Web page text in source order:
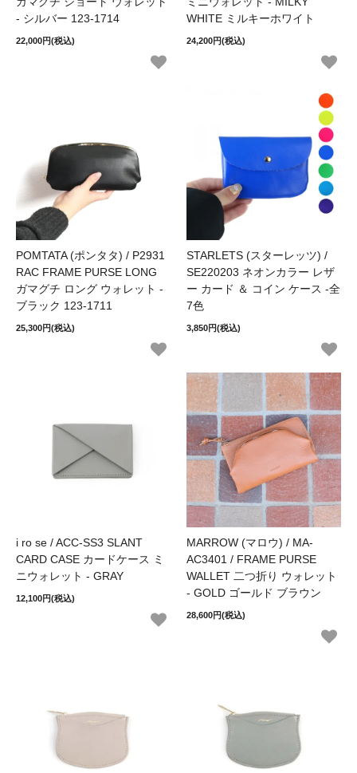
- シルバー 123-1714
22,000円(税込)
WHITE ミルキーホワイト
24,200円(税込)
POMTATA (ポンタタ) / P2931
RAC FRAME PURSE LONG
ガマグチ ロング ウォレット -
ブラック 123-1711
25,300円(税込)
STARLETS (スターレッツ) /
SE220203 ネオンカラー レザ
ー カード ＆ コイン ケース -全
7色
3,850円(税込)
i ro se / ACC-SS3 SLANT
CARD CASE カードケース ミ
ニウォレット - GRAY
12,100円(税込)
MARROW (マロウ) / MA-
AC3401 / FRAME PURSE
WALLET 二つ折り ウォレット
- GOLD ゴールド ブラウン
28,600円(税込)